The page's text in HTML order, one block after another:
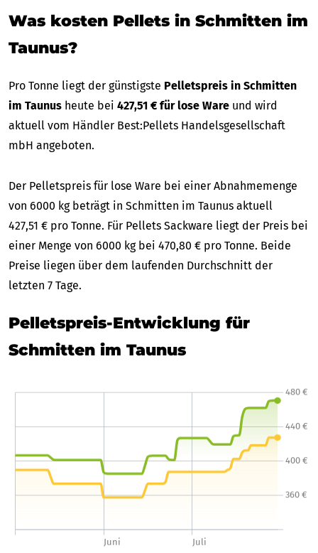
Was kosten Pellets in Schmitten im
Taunus?
Pro Tonne liegt der günstigste Pelletspreis in Schmitten
im Taunus heute bei 427,51 € für lose Ware und wird
aktuell vom Händler Best:Pellets Handelsgesellschaft
mbH angeboten.
Der Pelletspreis für lose Ware bei einer Abnahmemenge
von 6000 kg beträgt in Schmitten im Taunus aktuell
427,51 € pro Tonne. Für Pellets Sackware liegt der Preis bei
einer Menge von 6000 kg bei 470,80 € pro Tonne. Beide
Preise liegen über dem laufenden Durchschnitt der
letzten 7 Tage.
Pelletspreis-Entwicklung für
Schmitten im Taunus